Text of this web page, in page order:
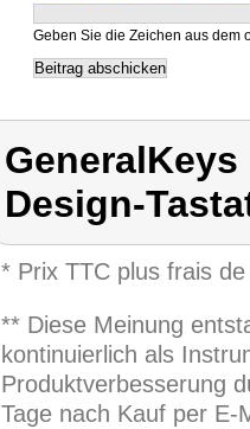
Geben Sie die Zeichen aus dem
Design-
* Prix TTC plus frais
** Diese Meinung
kontinuierlich als
Produktverbesserung
Tage nach Kauf per E-